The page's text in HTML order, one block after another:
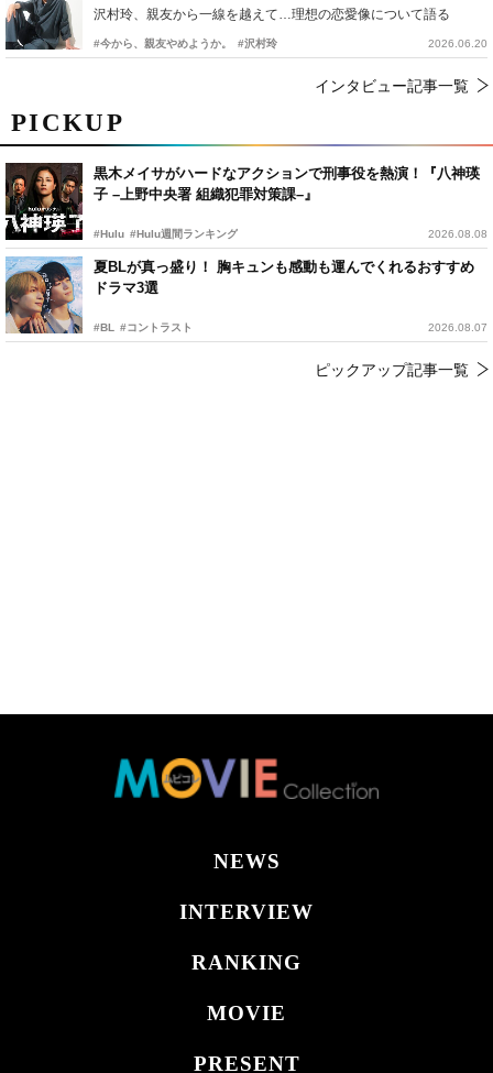
PICKUP
黒木メイサがハードなアクションで刑事役を熱演！『八神瑛
子 –上野中央署 組織犯罪対策課–』
#Hulu #Hulu週間ランキング 2026.08.08
夏BLが真っ盛り！ 胸キュンも感動も運んでくれるおすすめ
ドラマ3選
#BL #コントラスト 2026.08.07
ピックアップ記事一覧
沢村玲、親友から一線を越えて…理想の恋愛像について語る
#今から、親友やめようか。 #沢村玲 2026.06.20
インタビュー記事一覧
NEWS
INTERVIEW
RANKING
MOVIE
PRESENT